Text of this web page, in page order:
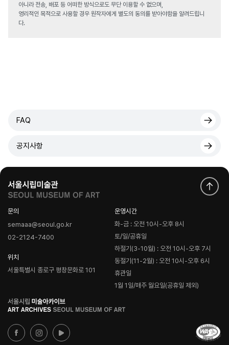
아니라 전송, 배포 등 어떠한 방식으로도 무단 이용할 수 없으며,
영리적인 목적으로 사용할 경우 원작자에게 별도의 동의를 받아야함을 알려드립니
다.
FAQ
공지사항
문의
semaaa@seoul.go.kr
02-2124-7400
위치
서울특별시 종로구 평창문화로 101
운영시간
화-금 : 오전 10시-오후 8시
토/일/공휴일
하절기(3-10월) : 오전 10시-오후 7시
동절기(11-2월) : 오전 10시-오후 6시
휴관일
1월 1일/매주 월요일(공휴일 제외)
로
고